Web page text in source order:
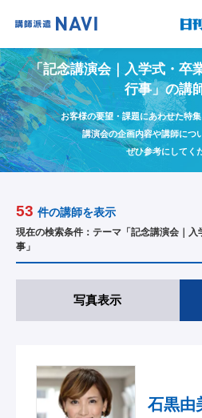
「記念講演会｜入学式・卒
行事」の講
お客様の要望・課題にあわせた特集
講演会の企画内容や講師につ
ぜひ参考にしてく
53 件の講師を表示
現在の検索条件：テーマ「記念講演会｜
事」
写真表示
石黒由